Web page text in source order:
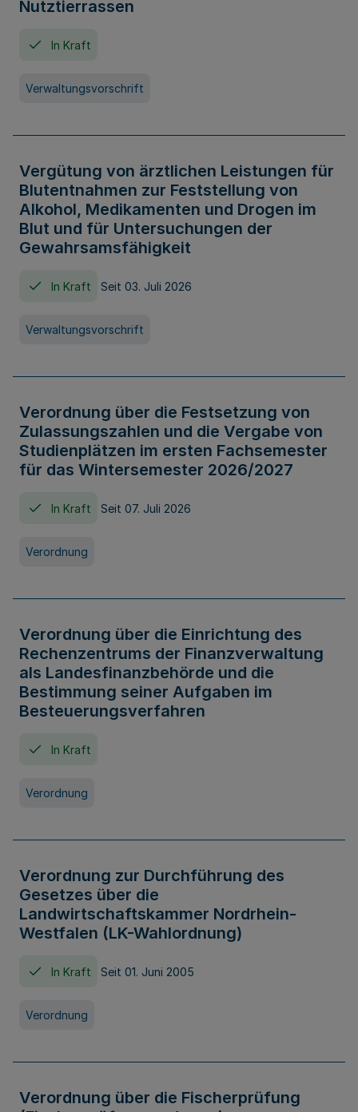
Nutztierrassen
In Kraft
Verwaltungsvorschrift
Vergütung von ärztlichen Leistungen für
Blutentnahmen zur Feststellung von
Alkohol, Medikamenten und Drogen im
Blut und für Untersuchungen der
Gewahrsamsfähigkeit
In Kraft Seit 03. Juli 2026
Verwaltungsvorschrift
Verordnung über die Festsetzung von
Zulassungszahlen und die Vergabe von
Studienplätzen im ersten Fachsemester
für das Wintersemester 2026/2027
In Kraft Seit 07. Juli 2026
Verordnung
Verordnung über die Einrichtung des
Rechenzentrums der Finanzverwaltung
als Landesfinanzbehörde und die
Bestimmung seiner Aufgaben im
Besteuerungsverfahren
In Kraft
Verordnung
Verordnung zur Durchführung des
Gesetzes über die
Landwirtschaftskammer Nordrhein-
Westfalen (LK-Wahlordnung)
In Kraft Seit 01. Juni 2005
Verordnung
Verordnung über die Fischerprüfung